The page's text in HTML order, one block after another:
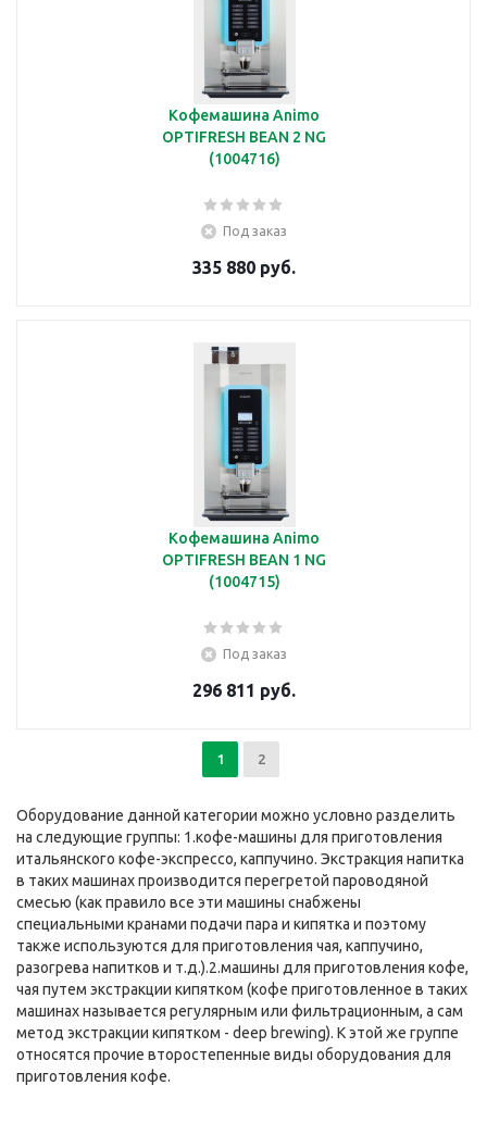
Кофемашина Animo
OPTIFRESH BEAN 2 NG
(1004716)
Под заказ
335 880 руб.
Кофемашина Animo
OPTIFRESH BEAN 1 NG
(1004715)
Под заказ
296 811 руб.
1 2
Оборудование данной категории можно условно разделить
на следующие группы: 1.кофе-машины для приготовления
итальянского кофе-экспрессо, каппучино. Экстракция напитка
в таких машинах производится перегретой пароводяной
смесью (как правило все эти машины снабжены
специальными кранами подачи пара и кипятка и поэтому
также используются для приготовления чая, каппучино,
разогрева напитков и т.д.).2.машины для приготовления кофе,
чая путем экстракции кипятком (кофе приготовленное в таких
машинах называется регулярным или фильтрационным, а сам
метод экстракции кипятком - deep brewing). К этой же группе
относятся прочие второстепенные виды оборудования для
приготовления кофе.